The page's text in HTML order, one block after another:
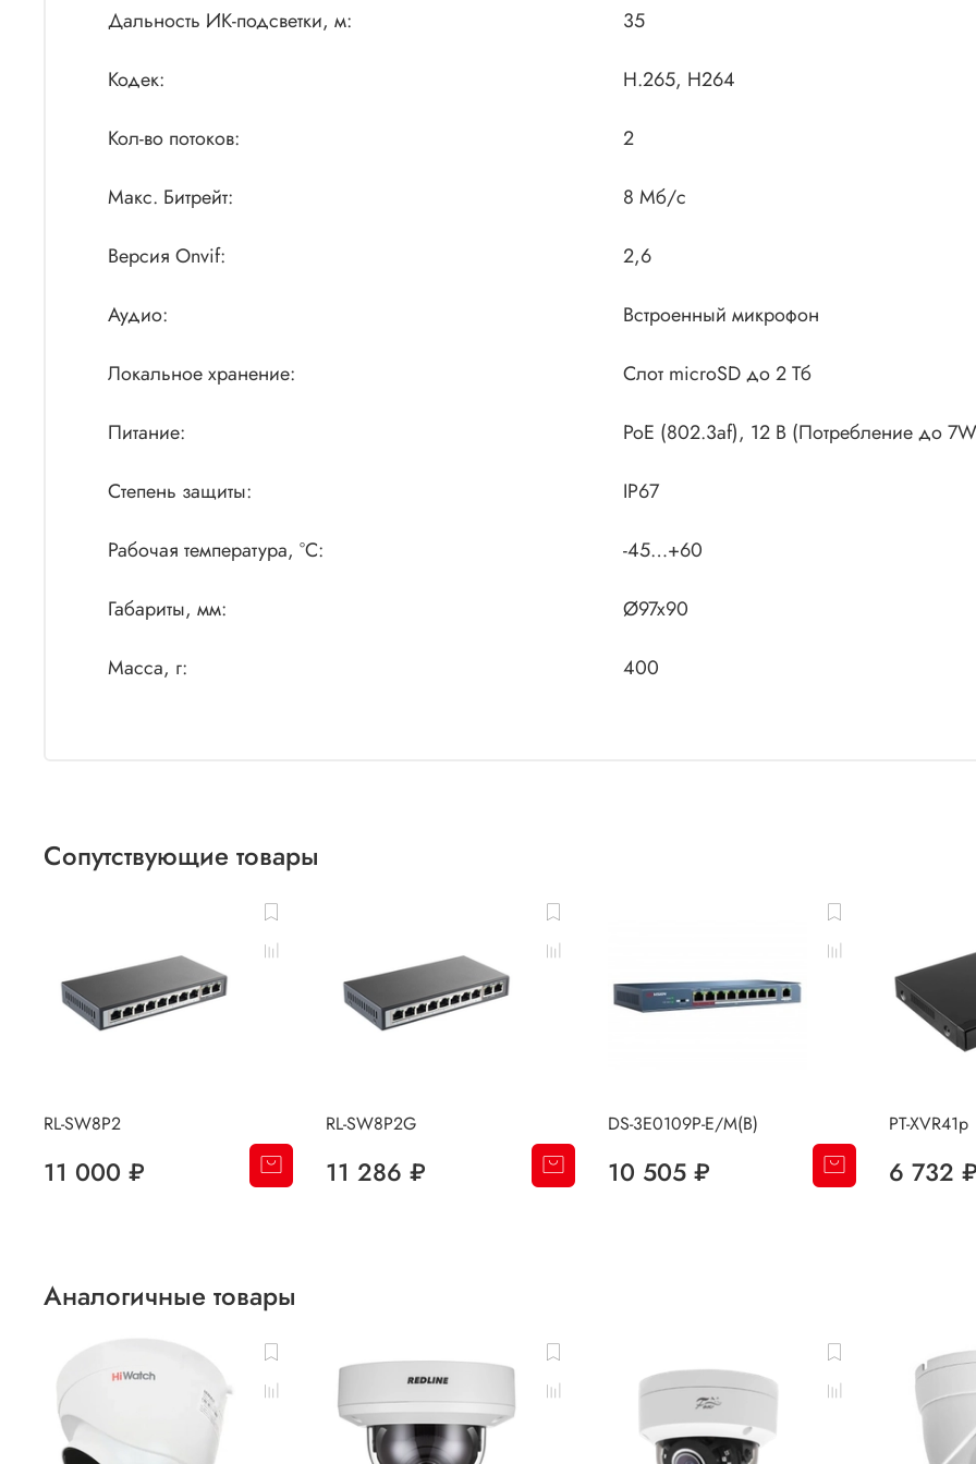
Дальность ИК-подсветки, м: 35
Кодек: H.265, H264
Кол-во потоков: 2
Макс. Битрейт: 8 Мб/с
Версия Onvif: 2,6
Аудио: Встроенный микрофон
Локальное хранение: Слот microSD до 2 Тб
Питание: PoE (802.3af), 12 В (Потребление до
Степень защиты: IP67
Рабочая температура, °С: -45…+60
Габариты, мм: Ø97x90
Масса, г: 400
Сопутствующие товары
RL-SW8P2
11 000 ₽
RL-SW8P2G
11 286 ₽
DS-3E0109P-E/M(B)
10 505 ₽
PT-XVR41p
6 732
Аналогичные товары